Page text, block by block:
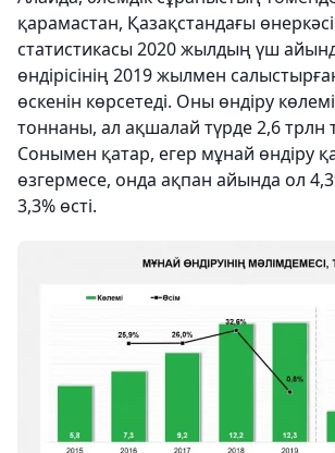
қарамастан, Қазақстандағы
статистикасы 2020 жылдың үш
өндірісінің 2019 жылмен
өскенін көрсетеді. Оны өндіру
тоннаны, ал ақшалай түрде 2,6 трлн
Сонымен қатар, егер мұнай өндіру
өзгермесе, онда ақпан айында ол
3,3% өсті.